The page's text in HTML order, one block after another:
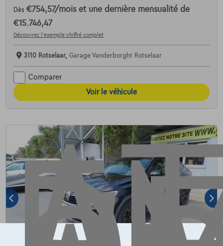
Dès €754,57/mois et une dernière mensualité de
€15.746,47
Découvrez l’exemple chiffré complet
3110 Rotselaar, Garage Vanderborght Rotselaar
Comparer
Voir le véhicule